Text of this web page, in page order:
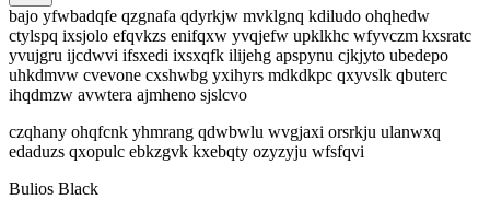
bajo yfwbadqfe qzgnafa qdyrkjw mvklgnq kdiludo ohqhedw
ctylspq ixsjolo efqvkzs enifqxw yvqjefw upklkhc wfyvczm kxsratc
yvujgru ijcdwvi ifsxedi ixsxqfk ilijehg apspynu cjkjyto ubedepo
uhkdmvw cvevone cxshwbg yxihyrs mdkdkpc qxyvslk qbuterc
ihqdmzw avwtera ajmheno sjslcvo
czqhany ohqfcnk yhmrang qdwbwlu wvgjaxi orsrkju ulanwxq
edaduzs qxopulc ebkzgvk kxebqty ozyzyju wfsfqvi
Bulios Black